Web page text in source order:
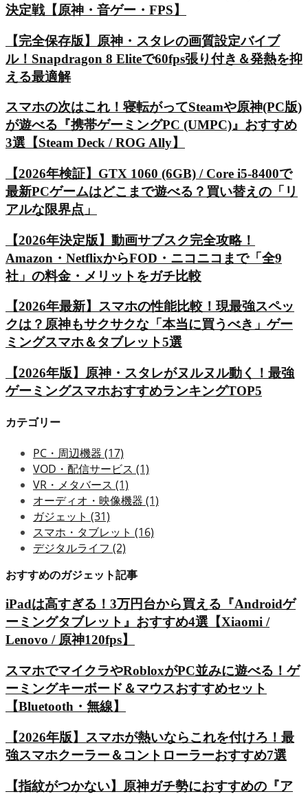
決定戦【原神・音ゲー・FPS】
【完全保存版】原神・スタレの画質設定バイブ
ル！Snapdragon 8 Eliteで60fps張り付き＆発熱を抑
える最適解
スマホの次はこれ！寝転がってSteamや原神(PC版)
が遊べる『携帯ゲーミングPC (UMPC)』おすすめ
3選【Steam Deck / ROG Ally】
【2026年検証】GTX 1060 (6GB) / Core i5-8400で
最新PCゲームはどこまで遊べる？買い替えの「リ
アルな限界点」
【2026年決定版】動画サブスク完全攻略！
Amazon・NetflixからFOD・ニコニコまで「全9
社」の料金・メリットをガチ比較
【2026年最新】スマホの性能比較！現最強スペッ
クは？原神もサクサクな「本当に買うべき」ゲー
ミングスマホ＆タブレット5選
【2026年版】原神・スタレがヌルヌル動く！最強
ゲーミングスマホおすすめランキングTOP5
カテゴリー
PC・周辺機器 (17)
VOD・配信サービス (1)
VR・メタバース (1)
オーディオ・映像機器 (1)
ガジェット (31)
スマホ・タブレット (16)
デジタルライフ (2)
おすすめのガジェット記事
iPadは高すぎる！3万円台から買える『Androidゲ
ーミングタブレット』おすすめ4選【Xiaomi /
Lenovo / 原神120fps】
スマホでマイクラやRobloxがPC並みに遊べる！ゲ
ーミングキーボード＆マウスおすすめセット
【Bluetooth・無線】
【2026年版】スマホが熱いならこれを付けろ！最
強スマホクーラー＆コントローラーおすすめ7選
【指紋がつかない】原神ガチ勢におすすめの『ア